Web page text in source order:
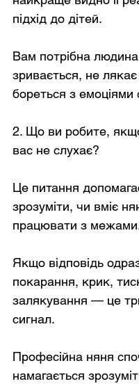
підхід до дітей.
Вам потрібна
зривається, не
бореться з емоціями
2. Що ви робите,
вас не слухає?
Це питання
зрозуміти, чи вміє
працювати з
Якщо відповідь
покарання, крик,
залякування — це
сигнал.
Професійна няня
намагається